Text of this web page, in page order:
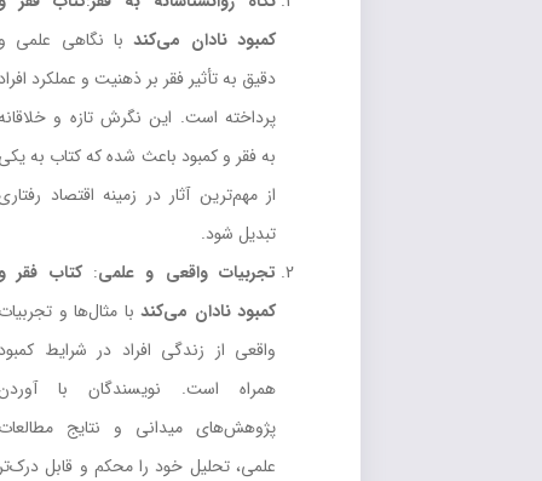
کمبود نادان می‌کند با نگاهی علمی و
دقیق به تأثیر فقر بر ذهنیت و عملکرد افراد
پرداخته است. این نگرش تازه و خلاقانه
به فقر و کمبود باعث شده که کتاب به یکی
از مهم‌ترین آثار در زمینه اقتصاد رفتاری
تبدیل شود.
تجربیات واقعی و علمی : کتاب فقر و
کمبود نادان می‌کندبا مثال‌ها و تجربیات
واقعی از زندگی افراد در شرایط کمبود
همراه است. نویسندگان با آوردن
پژوهش‌های میدانی و نتایج مطالعات
علمی، تحلیل خود را محکم و قابل درک‌تر